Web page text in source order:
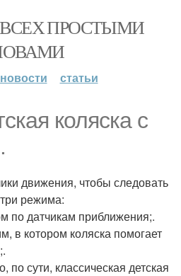
ПРОСТЫМИ
новости статьи
коляска с
движения, чтобы следовать
режима:
по датчикам приближения;.
в котором коляска помогает
по сути, классическая детская